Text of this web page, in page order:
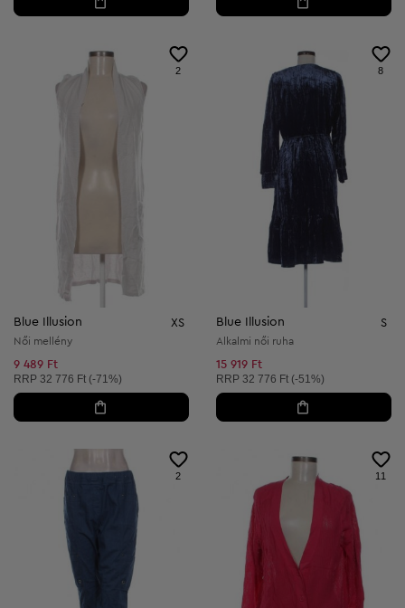
2
Blue Illusion XS
Női mellény
9 489 Ft
Ajánlott ár:
RRP 32 776 Ft (-71%)
8
Blue Illusion S
Alkalmi női ruha
15 919 Ft
Ajánlott ár:
RRP 32 776 Ft (-51%)
2 11